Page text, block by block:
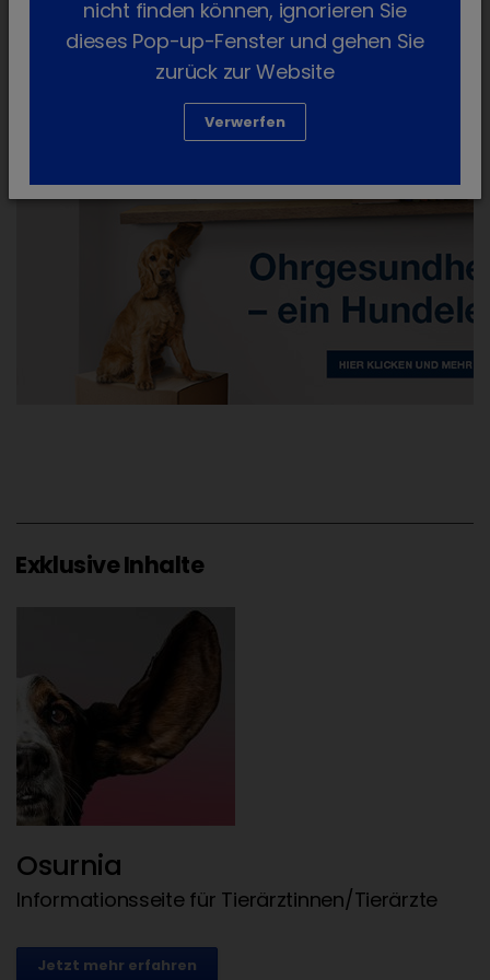
1824603 40 x 1,2 g 3 Jahre
Exklusive Inhalte
Osurnia
Informationsseite für Tierärztinnen/Tierärzte
Jetzt mehr erfahren
nicht finden können, ignorieren Sie
dieses Pop-up-Fenster und gehen Sie
zurück zur Website
Verwerfen